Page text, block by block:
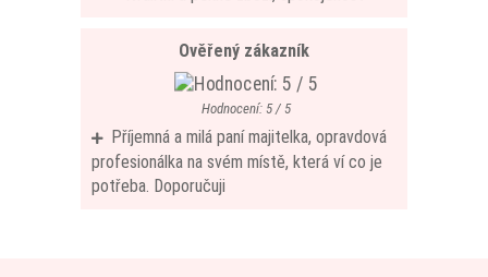
Ověřený zákazník
Hodnocení: 5 / 5
Příjemná a milá paní majitelka, opravdová
profesionálka na svém místě, která ví co je
potřeba. Doporučuji